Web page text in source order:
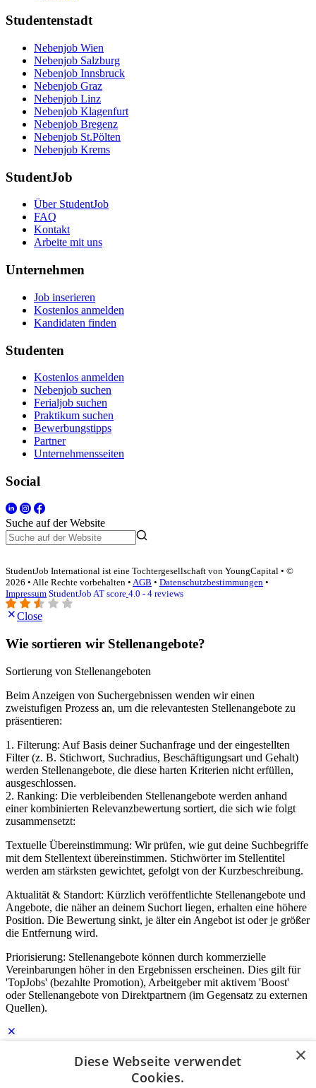
Studentenstadt
Nebenjob Wien
Nebenjob Salzburg
Nebenjob Innsbruck
Nebenjob Graz
Nebenjob Linz
Nebenjob Klagenfurt
Nebenjob Bregenz
Nebenjob St.Pölten
Nebenjob Krems
StudentJob
Über StudentJob
FAQ
Kontakt
Arbeite mit uns
Unternehmen
Job inserieren
Kostenlos anmelden
Kandidaten finden
Studenten
Kostenlos anmelden
Nebenjob suchen
Ferialjob suchen
Praktikum suchen
Bewerbungstipps
Partner
Unternehmensseiten
Social
Suche auf der Website
StudentJob International ist eine Tochtergesellschaft von YoungCapital • ©
2026 • Alle Rechte vorbehalten • AGB • Datenschutzbestimmungen •
Impressum StudentJob AT score 4.0 - 4 reviews
Close
Wie sortieren wir Stellenangebote?
Sortierung von Stellenangeboten
Beim Anzeigen von Suchergebnissen wenden wir einen
zweistufigen Prozess an, um die relevantesten Stellenangebote zu
präsentieren:
1. Filterung: Auf Basis deiner Suchanfrage und der eingestellten
Filter (z. B. Stichwort, Suchradius, Beschäftigungsart und Gehalt)
werden Stellenangebote, die diese harten Kriterien nicht erfüllen,
ausgeschlossen.
2. Ranking: Die verbleibenden Stellenangebote werden anhand
einer kombinierten Relevanzbewertung sortiert, die sich wie folgt
zusammensetzt:
Textuelle Übereinstimmung: Wir prüfen, wie gut deine Suchbegriffe
mit dem Stellentext übereinstimmen. Stichwörter im Stellentitel
werden am stärksten gewichtet, gefolgt von der Kurzbeschreibung.
Aktualität & Standort: Kürzlich veröffentlichte Stellenangebote und
Angebote, die näher an deinem Suchort liegen, erhalten eine höhere
Position. Die Bewertung sinkt, je älter ein Angebot ist oder je größer
die Entfernung wird.
Priorisierung: Stellenangebote können durch kommerzielle
Vereinbarungen höher in den Ergebnissen erscheinen. Dies gilt für
'TopJobs' (bezahlte Promotion), Arbeitgeber mit aktivem 'Boost'
oder Stellenangebote von Direktpartnern (im Gegensatz zu externen
Quellen).
Login für Unternehmen ×
Diese Webseite verwendet
Cookies.